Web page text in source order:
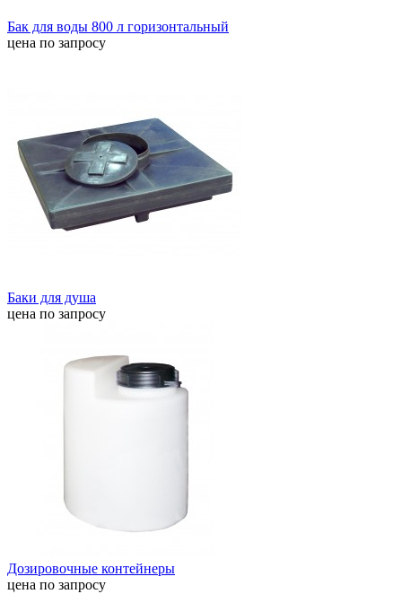
Бак для воды 800 л горизонтальный
цена по запросу
Баки для душа
цена по запросу
Дозировочные контейнеры
цена по запросу